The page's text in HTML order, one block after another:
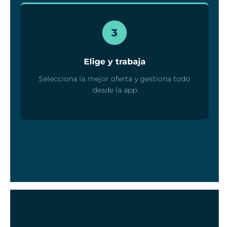
3
Elige y trabaja
Selecciona la mejor oferta y gestiona todo
desde la app